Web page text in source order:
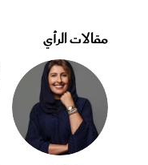
مقالات الرأي